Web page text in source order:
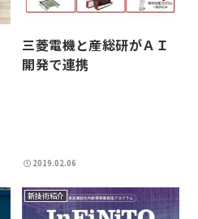
三菱電機と産総研がＡＩ
開発で連携
2019.02.06
新技術紹介